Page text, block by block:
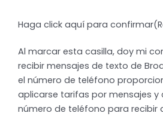
Haga click aquí para confirmar
Al marcar esta casilla, doy mi
recibir mensajes de texto de
el número de teléfono
aplicarse tarifas por mensajes y
número de teléfono para recibir